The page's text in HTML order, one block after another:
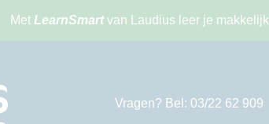
Met LearnSmartvan Laudius leer je
Vragen? Bel: 03/22 62 909